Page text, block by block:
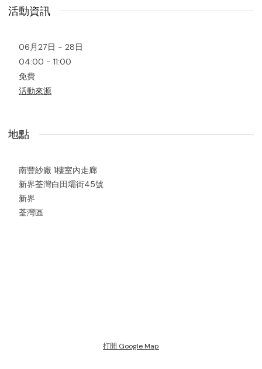
活動資訊
06月27日 - 28日
04:00 - 11:00
免費
活動來源
地點
南豐紗廠 1樓室內走廊
新界荃灣白田壩街45號
新界
荃灣區
打開 Google Map